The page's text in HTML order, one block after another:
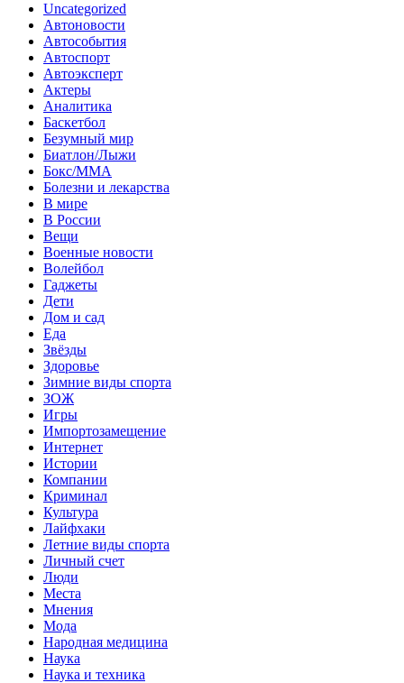
Uncategorized
Автоновости
Автособытия
Автоспорт
Автоэксперт
Актеры
Аналитика
Баскетбол
Безумный мир
Биатлон/Лыжи
Бокс/MMA
Болезни и лекарства
В мире
В России
Вещи
Военные новости
Волейбол
Гаджеты
Дети
Дом и сад
Еда
Звёзды
Здоровье
Зимние виды спорта
ЗОЖ
Игры
Импортозамещение
Интернет
Истории
Компании
Криминал
Культура
Лайфхаки
Летние виды спорта
Личный счет
Люди
Места
Мнения
Мода
Народная медицина
Наука
Наука и техника